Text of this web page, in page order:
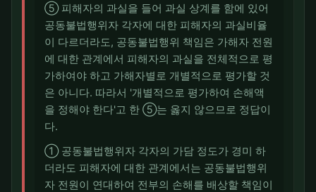
⑤ 피해자의 과실을 들어 과실 상계를 함에 있어
공동불법행위자 각자에 대한 피해자의 과실비율
이 다르더라도, 공동불법행위 책임은 가해자 전원
에 대한 관계에서 피해자의 과실을 전체적으로 평
가하여야 하고 가해자별로 개별적으로 평가할 것
은 아니다. 따라서 '개별적으로 평가하여 손해액
을 정해야 한다'고 한 ⑤는 옳지 않으므로 정답이
다.
① 공동불법행위자 각자의 가담 정도가 경미 하
더라도 피해자에 대한 관계에서는 공동불법행위
자 전원이 연대하여 전부의 손해를 배상할 책임이